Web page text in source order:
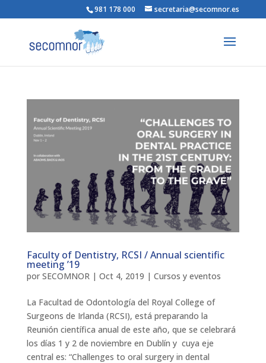
981 178 000 secretaria@secomnor.es
Faculty of Dentistry, RCSI / Annual scientific
meeting ’19
por SECOMNOR| Oct 4, 2019 | Cursos y eventos
La Facultad de Odontología del Royal College of
Surgeons de Irlanda (RCSI), está preparando la
Reunión científica anual de este año, que se celebrará
los días 1 y 2 de noviembre en Dublín y cuya eje
central es: “Challenges to oral surgery in dental